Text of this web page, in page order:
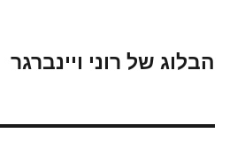
הבלוג של רוני ויינברגר